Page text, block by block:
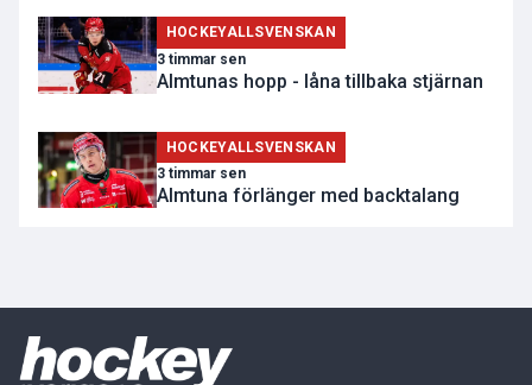
HOCKEYALLSVENSKAN
3 timmar sen
Almtunas hopp - låna tillbaka stjärnan
HOCKEYALLSVENSKAN
3 timmar sen
Almtuna förlänger med backtalang